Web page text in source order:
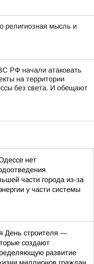
религиозная мысль и
РФ начали атаковать
на территории
без света. И обещают
нет
части города из-за
у части системы
День строителя —
создают
развитие